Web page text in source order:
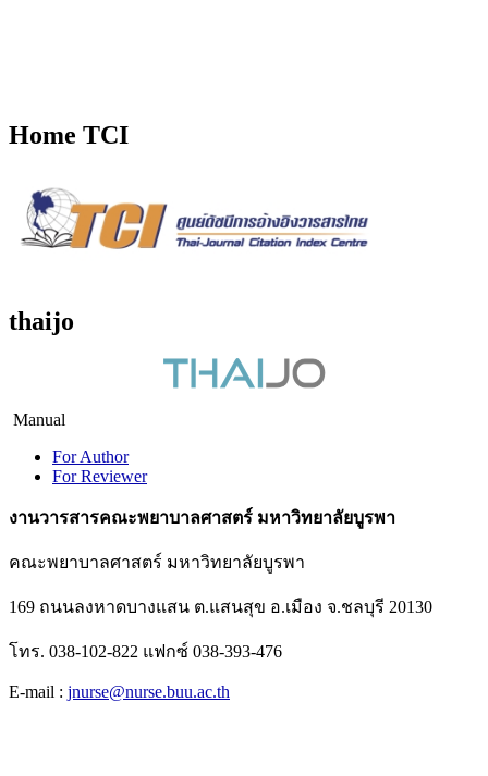
Home TCI
thaijo
Manual
For Author
For Reviewer
งานวารสารคณะพยาบาลศาสตร์ มหาวิทยาลัยบูรพา
คณะพยาบาลศาสตร์ มหาวิทยาลัยบูรพา
169 ถนนลงหาดบางแสน ต.แสนสุข อ.เมือง จ.ชลบุรี 20130
โทร. 038-102-822 แฟกซ์ 038-393-476
E-mail : jnurse@nurse.buu.ac.th